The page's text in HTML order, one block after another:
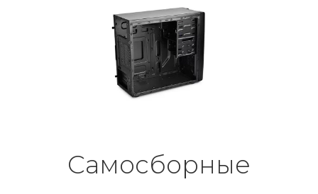
Самосборные